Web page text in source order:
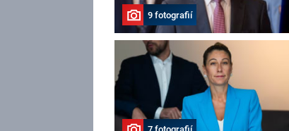
9 fotografií